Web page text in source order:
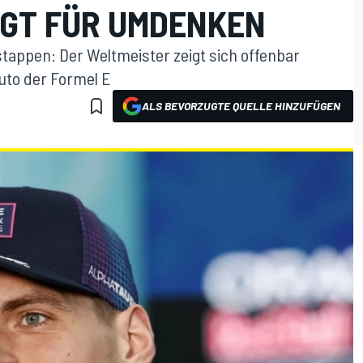
FÜR UMDENKEN
Der Weltmeister zeigt sich offenbar
der Formel E
ALS BEVORZUGTE QUELLE HINZUFÜGEN